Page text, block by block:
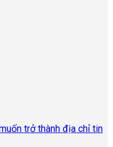
trở thành địa chỉ tin